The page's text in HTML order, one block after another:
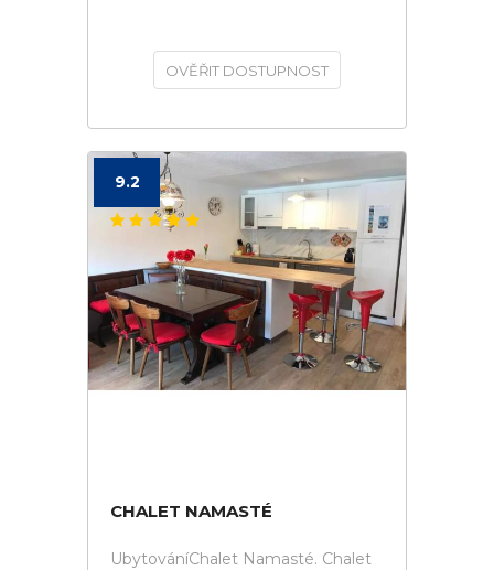
OVĚŘIT DOSTUPNOST
9.2
CHALET NAMASTÉ
UbytováníChalet Namasté. Chalet